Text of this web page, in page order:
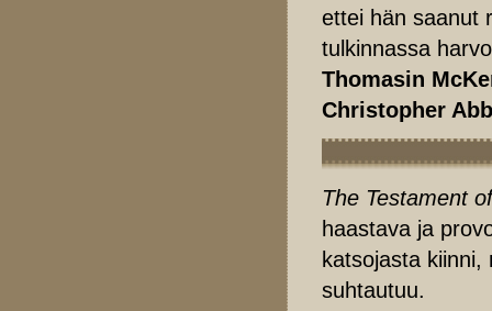
ettei hän saanut
tulkinnassa
Thomasin
Christopher
The Testament
haastava ja
katsojasta kiinni,
suhtautuu.